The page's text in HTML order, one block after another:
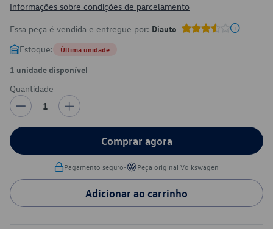
Informações sobre condições de parcelamento
Essa peça é vendida e entregue por: Diauto
Estoque: Última unidade
1 unidade disponível
Quantidade
1
Comprar agora
Pagamento seguro• Peça original Volkswagen
Adicionar ao carrinho